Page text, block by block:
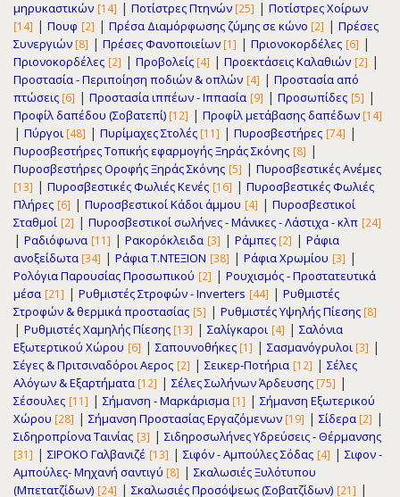
μηρυκαστικών [14] | Ποτίστρες Πτηνών [25] | Ποτίστρες Χοίρων
[14] | Πουφ [2] | Πρέσα Διαμόρφωσης ζύμης σε κώνο [2] | Πρέσες
Συνεργιών [8] | Πρέσες Φανοποιείων [1] | Πριονοκορδέλες [6] |
Πριονοκορδέλες [2] | Προβολείς [4] | Προεκτάσεις Καλαθιών [2] |
Προστασία - Περιποίηση ποδιών & οπλών [4] | Προστασία από
πτώσεις [6] | Προστασία ιππέων - Ιππασία [9] | Προσωπίδες [5] |
Προφίλ δαπέδου (Σοβατεπί) [12] | Προφίλ μετάβασης δαπέδων [14]
| Πύργοι [48] | Πυρίμαχες Στολές [11] | Πυροσβεστήρες [74] |
Πυροσβεστήρες Τοπικής εφαρμογής Ξηράς Σκόνης [8] |
Πυροσβεστήρες Οροφής Ξηράς Σκόνης [5] | Πυροσβεστικές Ανέμες
[13] | Πυροσβεστικές Φωλιές Κενές [16] | Πυροσβεστικές Φωλιές
Πλήρες [6] | Πυροσβεστικοί Κάδοι άμμου [4] | Πυροσβεστικοί
Σταθμοί [2] | Πυροσβεστικοί σωλήνες - Μάνικες - Λάστιχα - κλπ [24]
| Ραδιόφωνα [11] | Ρακορόκλειδα [3] | Ράμπες [2] | Ράφια
ανοξείδωτα [34] | Ράφια Τ.ΝΤΕΞΙΟΝ [38] | Ράφια Χρωμίου [3] |
Ρολόγια Παρουσίας Προσωπικού [2] | Ρουχισμός - Προστατευτικά
μέσα [21] | Ρυθμιστές Στροφών - Inverters [44] | Ρυθμιστές
Στροφών & θερμικά προστασίας [5] | Ρυθμιστές Υψηλής Πίεσης [8]
| Ρυθμιστές Χαμηλής Πίεσης [13] | Σαλίγκαροι [4] | Σαλόνια
Εξωτερτικού Χώρου [6] | Σαπουνοθήκες [1] | Σασμανόγρυλοι [3] |
Σέγες & Πριτσιναδόροι Αερος [2] | Σεικερ-Ποτήρια [12] | Σέλες
Αλόγων & Εξαρτήματα [12] | Σέλες Σωλήνων Άρδευσης [75] |
Σέσουλες [11] | Σήμανση - Μαρκάρισμα [1] | Σήμανση Εξωτερικού
Χώρου [28] | Σήμανση Προστασίας Εργαζόμενων [19] | Σίδερα [2] |
Σιδηροπρίονα Ταινίας [3] | Σιδηροσωλήνες Υδρεύσεις - Θέρμανσης
[31] | ΣΙΡΟΚΟ Γαλβανιζέ [13] | Σιφόν - Αμπούλες Σόδας [4] | Σιφον -
Αμπούλες- Μηχανή σαντιγύ [8] | Σκαλωσιές Ξυλότυπου
(Μπετατζίδων) [24] | Σκαλωσιές Προσόψεως (Σοβατζίδων) [21] |